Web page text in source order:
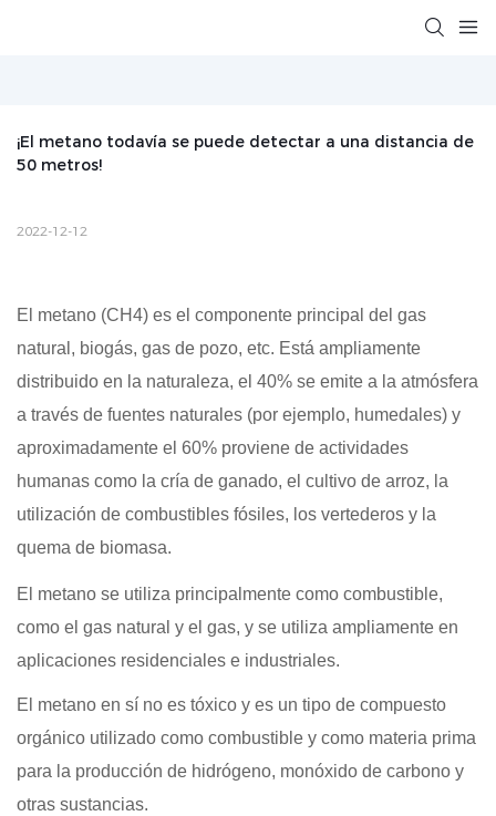
¡El metano todavía se puede detectar a una distancia de
50 metros!
2022-12-12
El metano (CH4) es el componente principal del gas
natural, biogás, gas de pozo, etc. Está ampliamente
distribuido en la naturaleza, el 40% se emite a la atmósfera
a través de fuentes naturales (por ejemplo, humedales) y
aproximadamente el 60% proviene de actividades
humanas como la cría de ganado, el cultivo de arroz, la
utilización de combustibles fósiles, los vertederos y la
quema de biomasa.
El metano se utiliza principalmente como combustible,
como el gas natural y el gas, y se utiliza ampliamente en
aplicaciones residenciales e industriales.
El metano en sí no es tóxico y es un tipo de compuesto
orgánico utilizado como combustible y como materia prima
para la producción de hidrógeno, monóxido de carbono y
otras sustancias.